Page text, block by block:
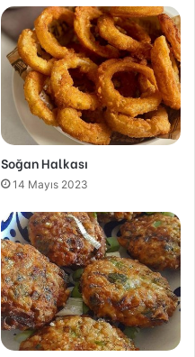
Soğan Halkası
14 Mayıs 2023